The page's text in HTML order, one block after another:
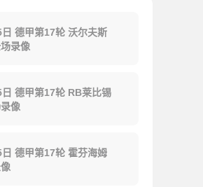
德甲第17轮 沃尔夫斯
录像
德甲第17轮 RB莱比锡
像
德甲第17轮 霍芬海姆